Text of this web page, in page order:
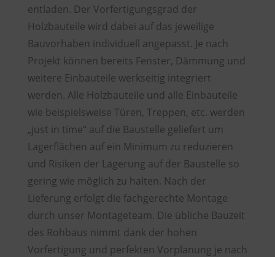
entladen. Der Vorfertigungsgrad der
Holzbauteile wird dabei auf das jeweilige
Bauvorhaben individuell angepasst. Je nach
Projekt können bereits Fenster, Dämmung und
weitere Einbauteile werkseitig integriert
werden. Alle Holzbauteile und alle Einbauteile
wie beispielsweise Türen, Treppen, etc. werden
„just in time“ auf die Baustelle geliefert um
Lagerflächen auf ein Minimum zu reduzieren
und Risiken der Lagerung auf der Baustelle so
gering wie möglich zu halten. Nach der
Lieferung erfolgt die fachgerechte Montage
durch unser Montageteam. Die übliche Bauzeit
des Rohbaus nimmt dank der hohen
Vorfertigung und perfekten Vorplanung je nach